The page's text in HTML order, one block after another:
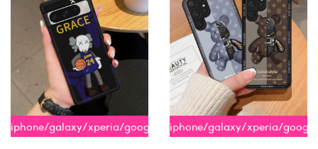
iphone/galaxy/xperia/google
iphone/galaxy/xperia/google